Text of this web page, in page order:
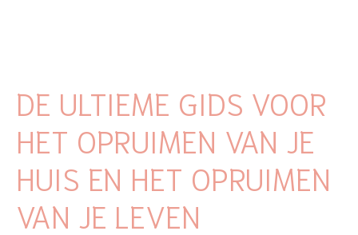
DE ULTIEME GIDS VOOR
HET OPRUIMEN VAN JE
HUIS EN HET OPRUIMEN
VAN JE LEVEN